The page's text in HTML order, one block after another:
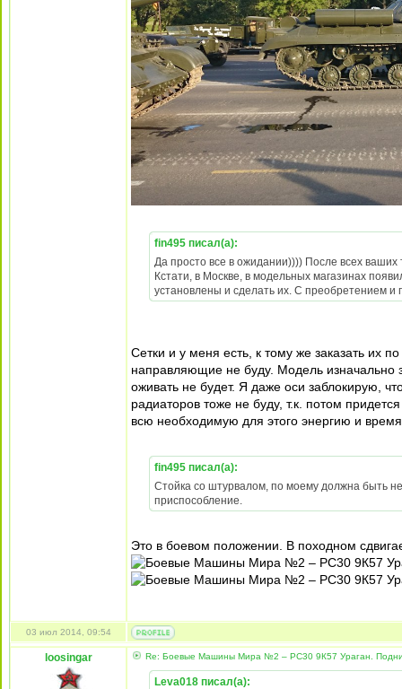
fin495 писал(а):
Да просто все в ожидании)))) После всех
Кстати, в Москве, в модельных магазинах
установлены и сделать их. С преобретением
Сетки и у меня есть, к тому же заказать их
направляющие не буду. Модель изначально
оживать не будет. Я даже оси заблокирую,
радиаторов тоже не буду, т.к. потом
всю необходимую для этого энергию и время
fin495 писал(а):
Стойка со штурвалом, по моему должна быть
приспособление.
Это в боевом положении. В походном
03 июл 2014, 09:54
loosingar Re: Боевые Машины Мира №2 – РС30 9К57 Ураган.
Leva018 писал(а):